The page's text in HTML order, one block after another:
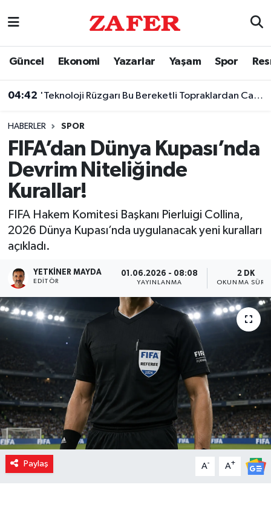
Güncel Ekonomi Yazarlar Yaşam Spor
04:42 'Teknoloji Rüzgarı Bu Bereketli Topraklardan Canlanacak'
HABERLER SPOR
FIFA’dan Dünya Kupası’nda
Devrim Niteliğinde
Kurallar!
FIFA Hakem Komitesi Başkanı Pierluigi Collina,
2026 Dünya Kupası’nda uygulanacak yeni kuralları
açıkladı.
YETKINER MAYDA
EDITÖR
01.06.2026 - 08:08
YAYINLANMA
2 DK
OKUNMA
Paylaş A- A+
Nöbetçi Eczaneler
Trafik Durumu
Süper Lig Puan Durumu ve Fikstür
Tüm Manşetler
Son Dakika Haberleri